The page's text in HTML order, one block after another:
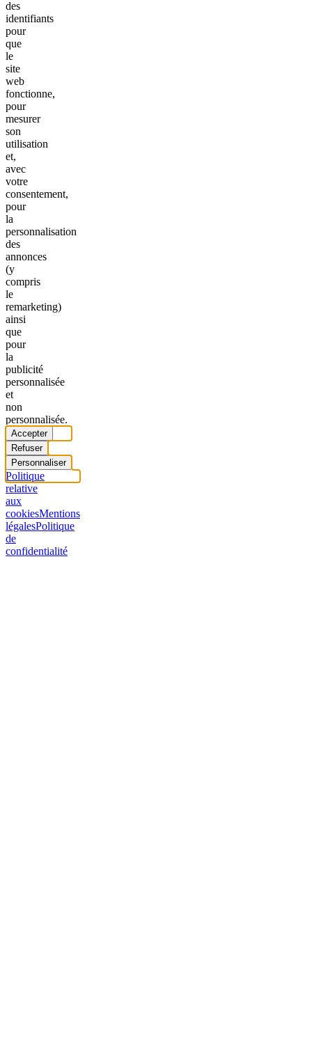
des
identifiants
pour
que
le
site
web
fonctionne,
pour
mesurer
son
utilisation
et,
avec
votre
consentement,
pour
la
personnalisation
des
annonces
(y
compris
le
remarketing)
ainsi
que
pour
la
publicité
personnalisée
et
non
personnalisée.
Accepter
Refuser
Personnaliser
Politique
relative
aux
cookiesMentions
légalesPolitique
de
confidentialité